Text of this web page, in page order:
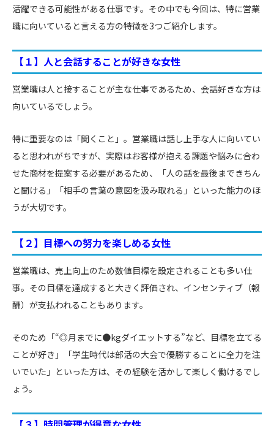
活躍できる可能性がある仕事です。その中でも今回は、特に営業
職に向いていると言える方の特徴を3つご紹介します。
【１】人と会話することが好きな女性
営業職は人と接することが主な仕事であるため、会話好きな方は
向いているでしょう。
特に重要なのは「聞くこと」。営業職は話し上手な人に向いてい
ると思われがちですが、実際はお客様が抱える課題や悩みに合わ
せた商材を提案する必要があるため、「人の話を最後まできちん
と聞ける」「相手の言葉の意図を汲み取れる」といった能力のほ
うが大切です。
【２】目標への努力を楽しめる女性
営業職は、売上向上のため数値目標を設定されることも多い仕
事。その目標を達成すると大きく評価され、インセンティブ（報
酬）が支払われることもあります。
そのため「“◎月までに●kgダイエットする”など、目標を立てる
ことが好き」「学生時代は部活の大会で優勝することに全力を注
いでいた」といった方は、その経験を活かして楽しく働けるでし
ょう。